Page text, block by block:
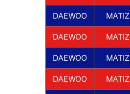
DAEWOO MATIZ
DAEWOO MATIZ
DAEWOO MATIZ
DAEWOO MATIZ